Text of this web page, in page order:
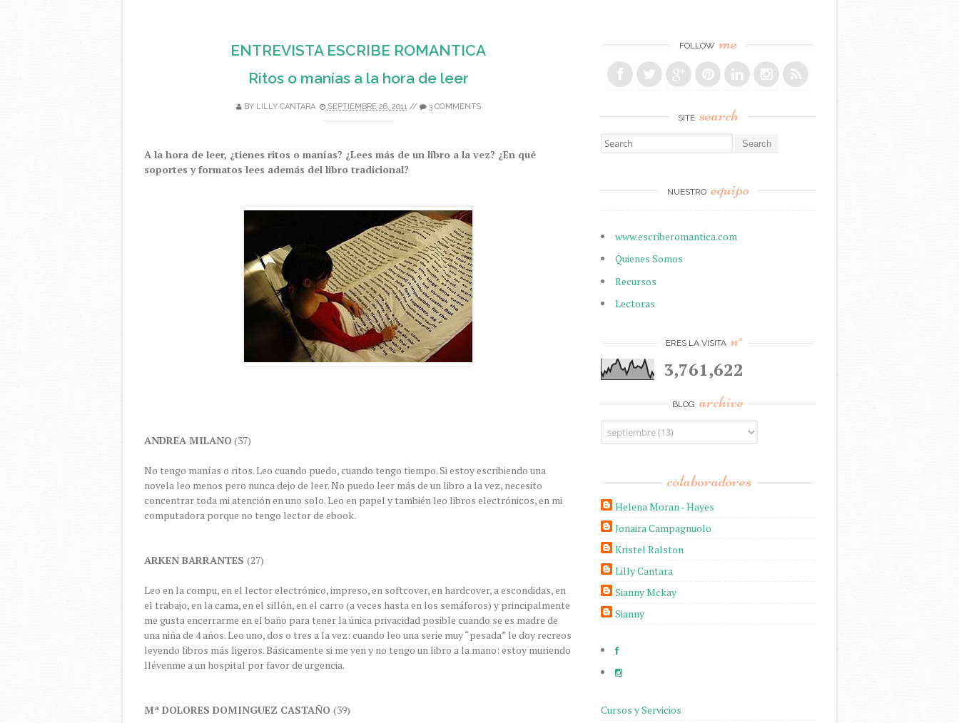
ENTREVISTA ESCRIBE ROMANTICA
Ritos o manías a la hora de leer
BY LILLY CANTARA SEPTIEMBRE 26, 2011// 3 COMMENTS
A la hora de leer, ¿tienes ritos o manías? ¿Lees más de un libro a la vez? ¿En qué
soportes y formatos lees además del libro tradicional?
ANDREA MILANO (37)
No tengo manías o ritos. Leo cuando puedo, cuando tengo tiempo. Si estoy escribiendo una
novela leo menos pero nunca dejo de leer. No puedo leer más de un libro a la vez, necesito
concentrar toda mi atención en uno solo. Leo en papel y también leo libros electrónicos, en mi
computadora porque no tengo lector de ebook.
ARKEN BARRANTES (27)
Leo en la compu, en el lector electrónico, impreso, en softcover, en hardcover, a escondidas, en
el trabajo, en la cama, en el sillón, en el carro (a veces hasta en los semáforos) y principalmente
me gusta encerrarme en el baño para tener la única privacidad posible cuando se es madre de
una niña de 4 años. Leo uno, dos o tres a la vez: cuando leo una serie muy “pesada” le doy recreos
leyendo libros más ligeros. Básicamente si me ven y no tengo un libro a la mano: estoy muriendo
llévenme a un hospital por favor de urgencia.
Mª DOLORES DOMINGUEZ CASTAÑO (39)
FOLLOW me
SITE search
Search for:
NUESTRO equipo
www.escriberomantica.com
Quienes Somos
Recursos
Lectoras
ERES LA VISITA n°
3,761,622
BLOG archive
colaboradores
Helena Moran - Hayes
Jonaira Campagnuolo
Kristel Ralston
Lilly Cantara
Sianny Mckay
Sianny
Cursos y Servicios